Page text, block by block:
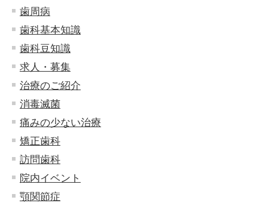
歯周病
歯科基本知識
歯科豆知識
求人・募集
治療のご紹介
消毒滅菌
痛みの少ない治療
矯正歯科
訪問歯科
院内イベント
顎関節症